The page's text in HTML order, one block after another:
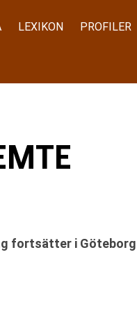
LEXIKON PROFILER
fortsätter i